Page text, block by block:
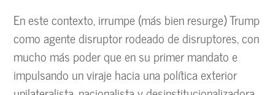
En este contexto, irrumpe (más bien resurge) Trump
como agente disruptor rodeado de disruptores, con
mucho más poder que en su primer mandato e
impulsando un viraje hacia una política exterior